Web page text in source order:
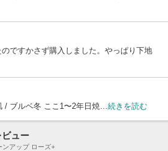
ですかさず購入しました。やっぱり下地
/ ブルベ冬 ここ1〜2年日焼… 続きを読む
ュー
ンアップ ローズ+